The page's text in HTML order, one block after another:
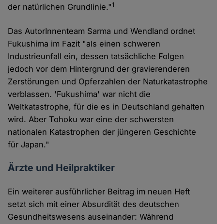
der natürlichen Grundlinie."1
Das AutorInnenteam Sarma und Wendland ordnet
Fukushima im Fazit "als einen schweren
Industrieunfall ein, dessen tatsächliche Folgen
jedoch vor dem Hintergrund der gravierenderen
Zerstörungen und Opferzahlen der Naturkatastrophe
verblassen. 'Fukushima' war nicht die
Weltkatastrophe, für die es in Deutschland gehalten
wird. Aber Tohoku war eine der schwersten
nationalen Katastrophen der jüngeren Geschichte
für Japan."
Ärzte und Heilpraktiker
Ein weiterer ausführlicher Beitrag im neuen Heft
setzt sich mit einer Absurdität des deutschen
Gesundheitswesens auseinander: Während